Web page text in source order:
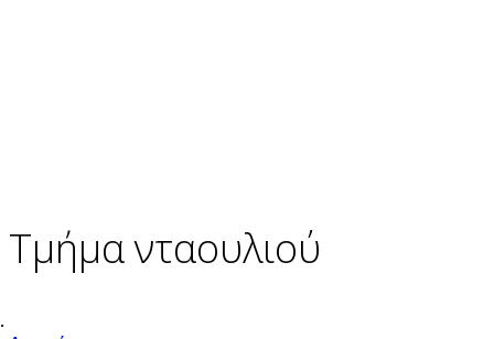
Τμήμα νταουλιού